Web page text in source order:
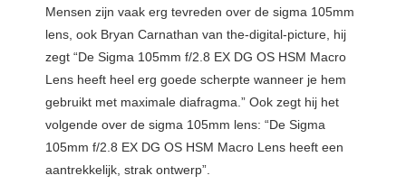
Mensen zijn vaak erg tevreden over de sigma 105mm
lens, ook Bryan Carnathan van the-digital-picture, hij
zegt “De Sigma 105mm f/2.8 EX DG OS HSM Macro
Lens heeft heel erg goede scherpte wanneer je hem
gebruikt met maximale diafragma.” Ook zegt hij het
volgende over de sigma 105mm lens: “De Sigma
105mm f/2.8 EX DG OS HSM Macro Lens heeft een
aantrekkelijk, strak ontwerp”.